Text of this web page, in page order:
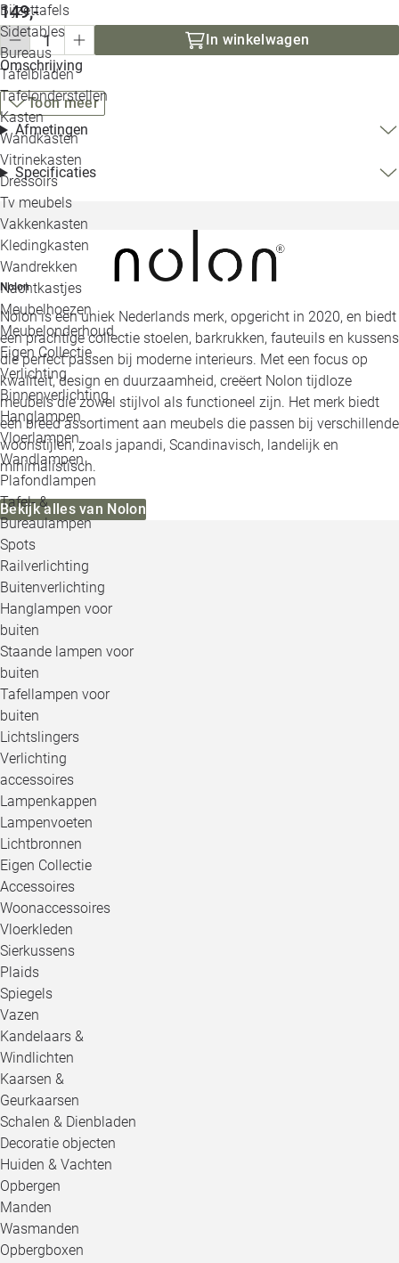
Bijzettafels
Sidetables
Bureaus
Tafelbladen
Tafelonderstellen
Kasten
Wandkasten
Vitrinekasten
Dressoirs
Tv meubels
Vakkenkasten
Kledingkasten
Wandrekken
Nachtkastjes
Meubelhoezen
Meubelonderhoud
Eigen Collectie
Verlichting
Binnenverlichting
Hanglampen
Vloerlampen
Wandlampen
Plafondlampen
Tafel- &
Bureaulampen
Spots
Railverlichting
Buitenverlichting
Hanglampen voor
buiten
Staande lampen voor
buiten
Tafellampen voor
buiten
Lichtslingers
Verlichting
accessoires
Lampenkappen
Lampenvoeten
Lichtbronnen
Eigen Collectie
Accessoires
Woonaccessoires
Vloerkleden
Sierkussens
Plaids
Spiegels
Vazen
Kandelaars &
Windlichten
Kaarsen &
Geurkaarsen
Schalen & Dienbladen
Decoratie objecten
Huiden & Vachten
Opbergen
Manden
Wasmanden
Opbergboxen
149,-
In winkelwagen
Omschrijving
Toon meer
Afmetingen
Specificaties
Nolon
Nolon is een uniek Nederlands merk, opgericht in 2020, en biedt
een prachtige collectie stoelen, barkrukken, fauteuils en kussens
die perfect passen bij moderne interieurs. Met een focus op
kwaliteit, design en duurzaamheid, creëert Nolon tijdloze
meubels die zowel stijlvol als functioneel zijn. Het merk biedt
een breed assortiment aan meubels die passen bij verschillende
woonstijlen, zoals japandi, Scandinavisch, landelijk en
minimalistisch.
Bekijk alles van Nolon